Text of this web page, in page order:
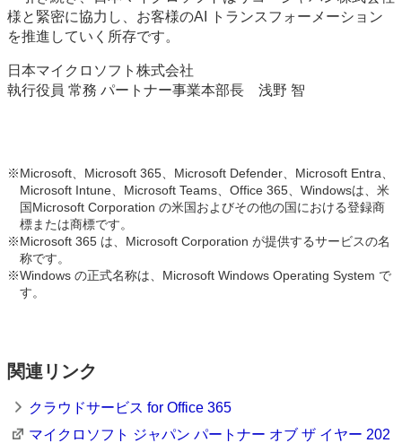
様と緊密に協力し、お客様のAI トランスフォーメーション
を推進していく所存です。
日本マイクロソフト株式会社
執行役員 常務 パートナー事業本部長 浅野 智
※Microsoft、Microsoft 365、Microsoft Defender、Microsoft Entra、
Microsoft Intune、Microsoft Teams、Office 365、Windowsは、米
国Microsoft Corporation の米国およびその他の国における登録商
標または商標です。
※Microsoft 365 は、Microsoft Corporation が提供するサービスの名
称です。
※Windows の正式名称は、Microsoft Windows Operating System で
す。
関連リンク
クラウドサービス for Office 365
マイクロソフト ジャパン パートナー オブ ザ イヤー 202